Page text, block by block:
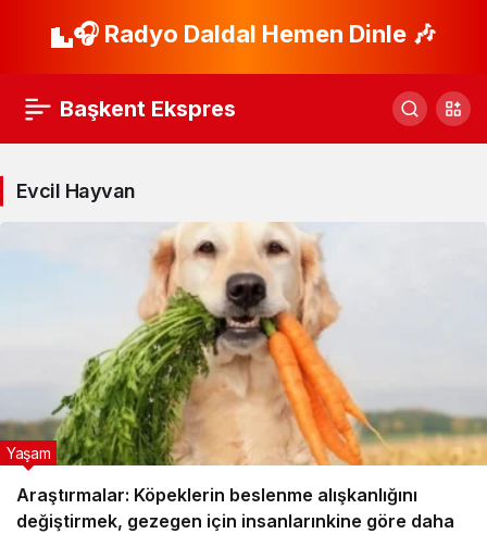
🎧 Radyo Daldal Hemen Dinle 🎶
Başkent Ekspres
Evcil Hayvan
Araştırmalar: Köpeklerin beslenme alışkanlığını
değiştirmek, gezegen için insanlarınkine göre daha
Yaşam